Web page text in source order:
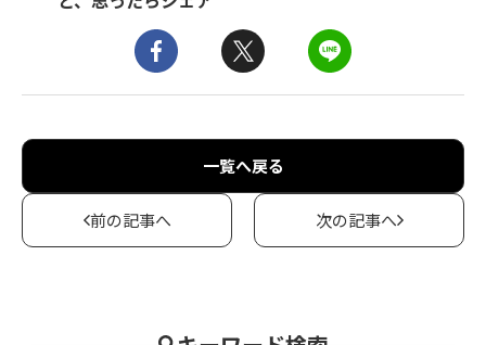
一覧へ戻る
前の記事へ 次の記事へ